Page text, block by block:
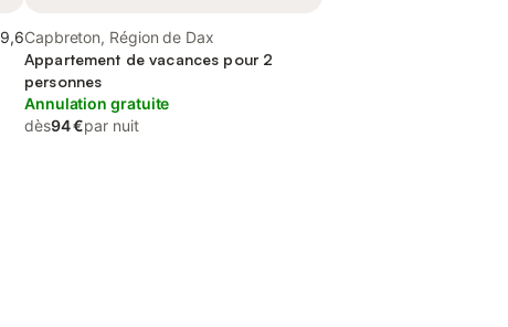
9,6Capbreton, Région de Dax
Appartement de vacances pour 2
personnes
Annulation gratuite
dès94 €par nuit